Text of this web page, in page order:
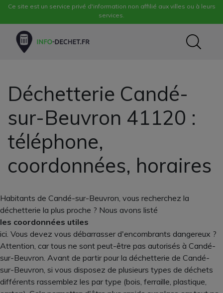
Ce site est un service privé d'information non affilié aux villes ou à leurs
services.
Déchetterie Candé-
sur-Beuvron 41120 :
téléphone,
coordonnées, horaires
Habitants de Candé-sur-Beuvron, vous recherchez la
déchetterie la plus proche ? Nous avons listé
les coordonnées utiles
ici. Vous devez vous débarrasser d'encombrants dangereux ?
Attention, car tous ne sont peut-être pas autorisés à Candé-
sur-Beuvron. Avant de partir pour la déchetterie de Candé-
sur-Beuvron, si vous disposez de plusieurs types de déchets
différents rassemblez les par type (bois, ferraille, plastique,